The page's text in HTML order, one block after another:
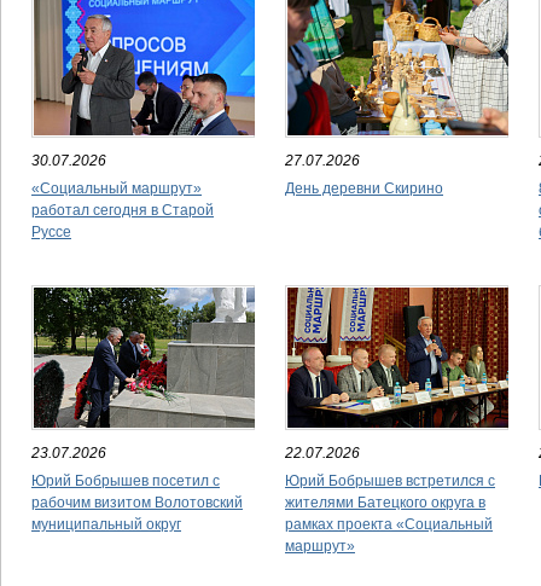
30.07.2026
«Социальный маршрут»
работал сегодня в Старой
Руссе
27.07.2026
День деревни Скирино
23.07.2026
Юрий Бобрышев посетил с
рабочим визитом Волотовский
муниципальный округ
22.07.2026
Юрий Бобрышев встретился с
жителями Батецкого округа в
рамках проекта «Социальный
маршрут»